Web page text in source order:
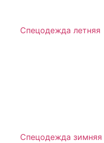
Спецодежда летняя
Спецодежда зимняя